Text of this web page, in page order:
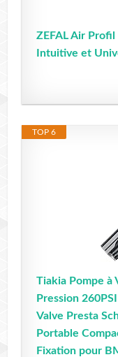
ZEFAL Air
Intuitive et
TOP 6
Tiakia Pompe à
Pression
Valve Presta
Portable
Fixation pour